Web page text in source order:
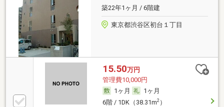
築22年1ヶ月 / 6階建
東京都渋谷区初台１丁目
15.50万円
管理費10,000円
1ヶ月
1ヶ月
6階 / 1DK（38.31m2）